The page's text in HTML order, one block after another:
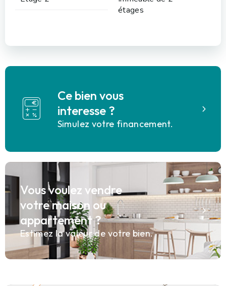
étages
Ce bien vous
interesse ?
Simulez votre financement.
Vous voulez vendre
votre maison ou
appartement ?
Estimez la valeur de votre bien.